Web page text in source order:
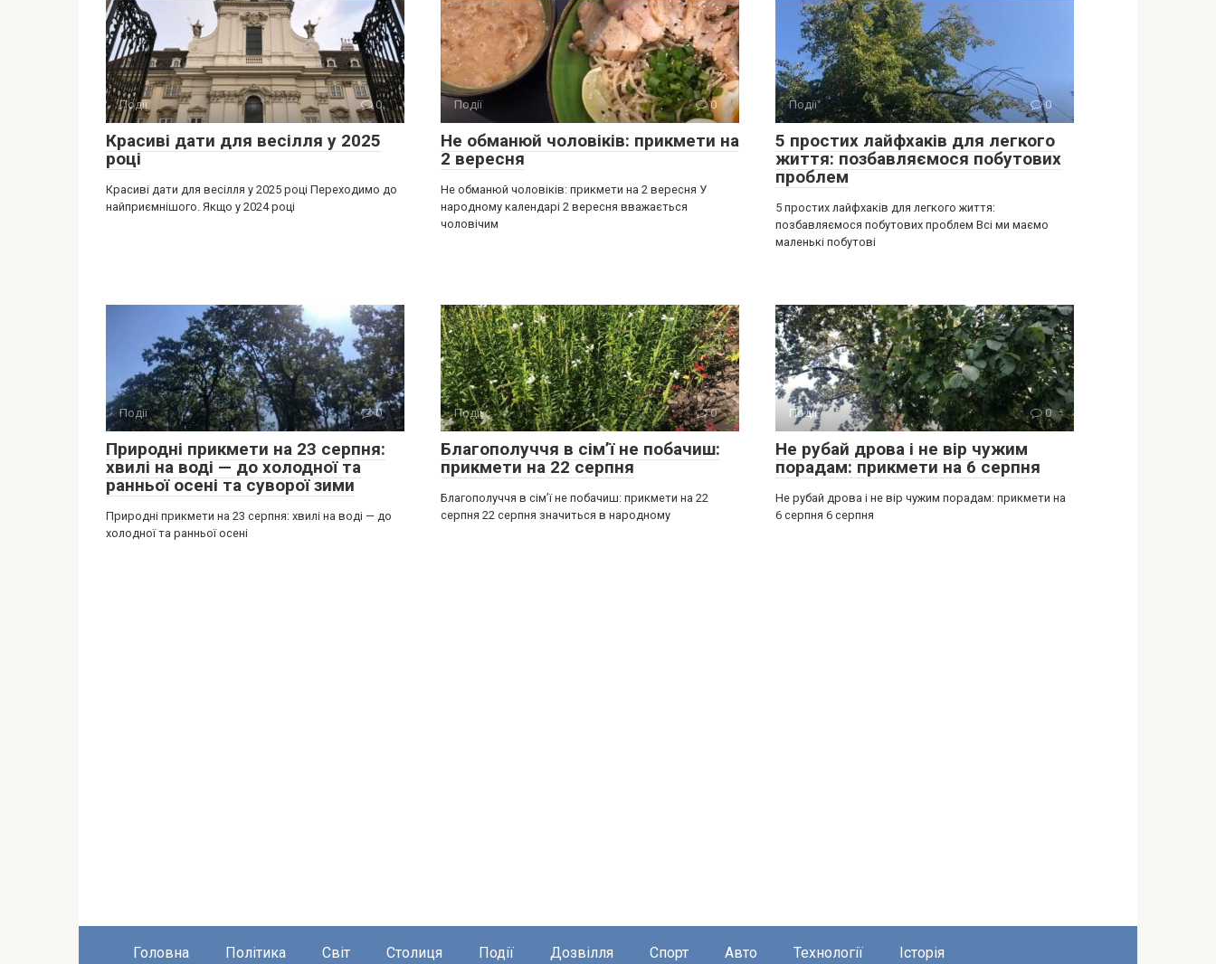
Події 0
Красиві дати для весілля у 2025
році
Красиві дати для весілля у 2025 році Переходимо до
найприємнішого. Якщо у 2024 році
Події 0
Не обманюй чоловіків: прикмети на
2 вересня
Не обманюй чоловіків: прикмети на 2 вересня У
народному календарі 2 вересня вважається
чоловічим
Події 0
5 простих лайфхаків для легкого
життя: позбавляємося побутових
проблем
5 простих лайфхаків для легкого життя:
позбавляємося побутових проблем Всі ми маємо
маленькі побутові
Події 0
Природні прикмети на 23 серпня:
хвилі на воді — до холодної та
ранньої осені та суворої зими
Природні прикмети на 23 серпня: хвилі на воді — до
холодної та ранньої осені
Події 0
Благополуччя в сім’ї не побачиш:
прикмети на 22 серпня
Благополуччя в сім’ї не побачиш: прикмети на 22
серпня 22 серпня значиться в народному
Події 0
Не рубай дрова і не вір чужим
порадам: прикмети на 6 серпня
Не рубай дрова і не вір чужим порадам: прикмети на
6 серпня 6 серпня
Головна Політика Світ Столиця Події Дозвілля Спорт Авто Технології Історія